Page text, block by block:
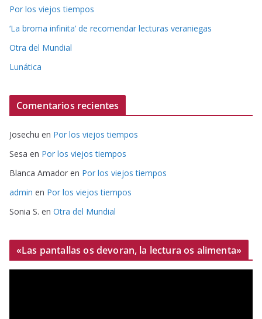
Por los viejos tiempos
‘La broma infinita’ de recomendar lecturas veraniegas
Otra del Mundial
Lunática
Comentarios recientes
Josechu en Por los viejos tiempos
Sesa en Por los viejos tiempos
Blanca Amador en Por los viejos tiempos
admin en Por los viejos tiempos
Sonia S. en Otra del Mundial
«Las pantallas os devoran, la lectura os alimenta»